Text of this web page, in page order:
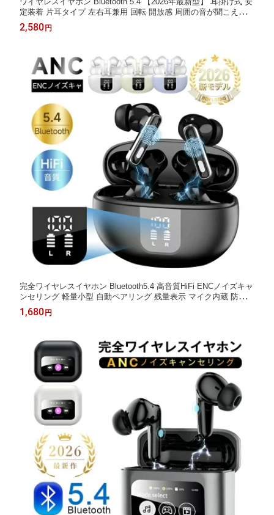
定装着 片耳タイプ 左右耳兼用 回転 開放感 周囲の音が聞こえる
ハンズフリー通話 ENC ノイズリダクション 高音質 Bluetoothアダ
プター付き コンパクト iOS/Android/Windows対応 【PL保険加入
2,580円
完全ワイヤレスイヤホン Bluetooth5.4 高音質HiFi ENCノイズキャ
ンセリング 軽量小型 自動ペアリング 残量表示 マイク内蔵 防水
タッチ操作 急速充電 長時間再生 iPhone/Android対応
1,680円